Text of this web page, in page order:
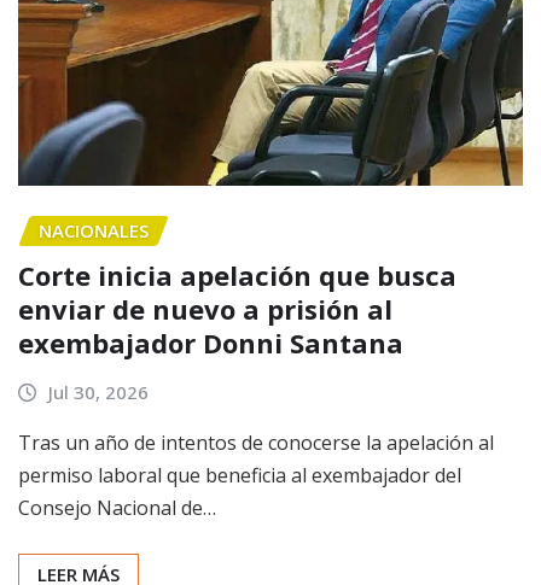
NACIONALES
Corte inicia apelación que busca
enviar de nuevo a prisión al
exembajador Donni Santana
Jul 30, 2026
Tras un año de intentos de conocerse la apelación al
permiso laboral que beneficia al exembajador del
Consejo Nacional de…
LEER MÁS